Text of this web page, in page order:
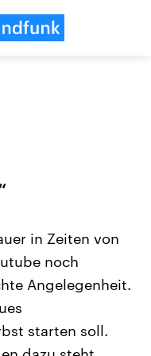
USA
Aktuelle Beiträge,
Wirtschaftlich und
gehören die Vereinigten
den mächtigsten Ländern
mit großem Einfluss auf
in Zeiten von
noch
Angelegenheit.
starten soll.